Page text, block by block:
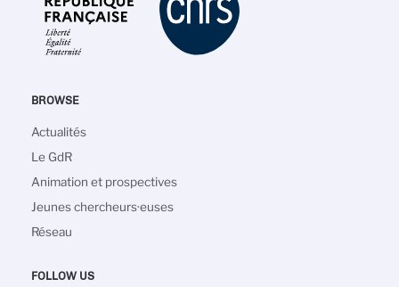
BROWSE
Navigation
principale
Actualités
Le GdR
Animation et prospectives
Jeunes chercheurs·euses
Réseau
FOLLOW US